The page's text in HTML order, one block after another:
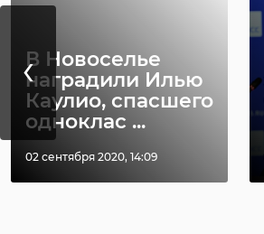
В Новоселье
наградили Илью
Каулио, спасшего
одноклас ...
02 сентября 2020, 14:09
‹